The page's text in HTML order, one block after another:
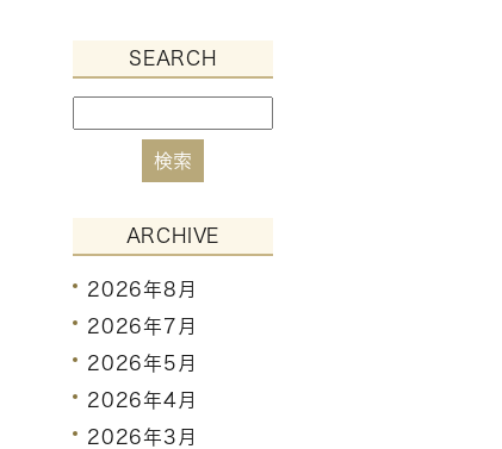
SEARCH
ARCHIVE
2026年8月
2026年7月
2026年5月
2026年4月
2026年3月